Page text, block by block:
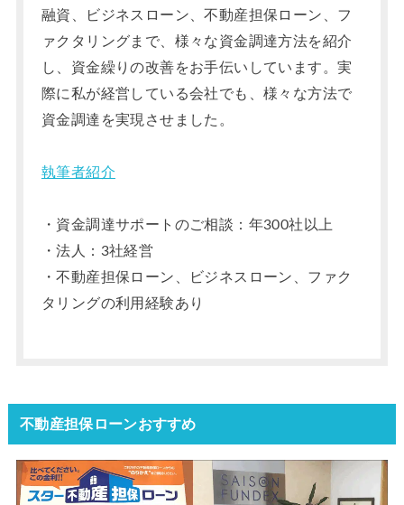
融資、ビジネスローン、不動産担保ローン、フ
ァクタリングまで、様々な資金調達方法を紹介
し、資金繰りの改善をお手伝いしています。実
際に私が経営している会社でも、様々な方法で
資金調達を実現させました。
執筆者紹介
・資金調達サポートのご相談：年300社以上
・法人：3社経営
・不動産担保ローン、ビジネスローン、ファク
タリングの利用経験あり
不動産担保ローンおすすめ